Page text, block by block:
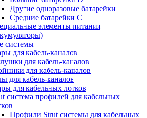
Другие одноразовые батарейки
Средние батарейки C
элементы питания
системы
для кабель-каналов
для кабель-каналов
для кабель-каналов
для кабель-каналов
для кабельных лотков
система профилей для кабельных
Профили Strut системы для кабельных